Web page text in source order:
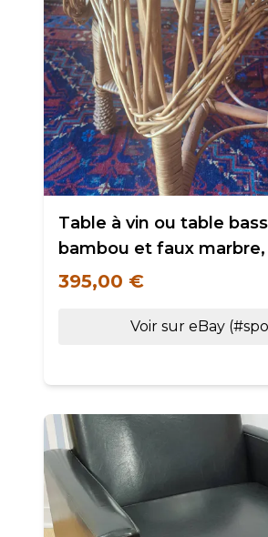
Table à vin ou table
bambou et faux marbre,
395,00 €
Voir sur eBay